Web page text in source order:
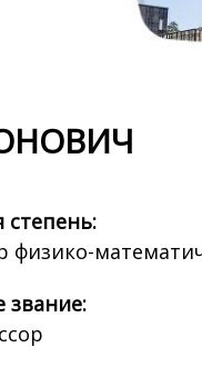
степень:
физико-
звание: